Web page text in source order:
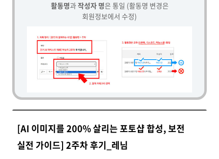
활동명과작성자 명은 통일 (활동명 변경은
회원정보에서 수정)
[AI 이미지를 200% 살리는 포토샵 합성, 보전
실전 가이드] 2주차 후기_레님